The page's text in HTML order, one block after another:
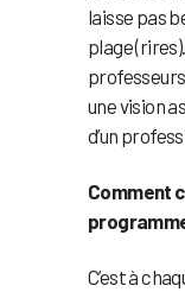
laisse pas
plage
une vision
d’un
Comment
C’est à